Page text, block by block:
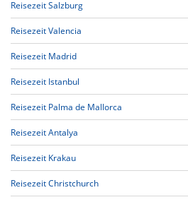
Reisezeit Salzburg
Reisezeit Valencia
Reisezeit Madrid
Reisezeit Istanbul
Reisezeit Palma de Mallorca
Reisezeit Antalya
Reisezeit Krakau
Reisezeit Christchurch